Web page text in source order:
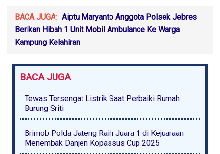
BACA JUGA: Aiptu Maryanto Anggota Polsek Jebres
Berikan Hibah 1 Unit Mobil Ambulance Ke Warga
Kampung Kelahiran
BACA JUGA
Tewas Tersengat Listrik Saat Perbaiki Rumah
Burung Sriti
Brimob Polda Jateng Raih Juara 1 di Kejuaraan
Menembak Danjen Kopassus Cup 2025